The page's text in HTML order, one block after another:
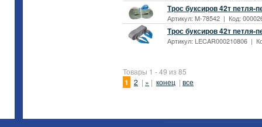
Трос буксиров 42т петля-
Артикул: M-78542 | Код:
Трос буксиров 42т
Артикул: LECAR000210806 |
Товары 1 - 49 из 85
1 2 | » | конец | все